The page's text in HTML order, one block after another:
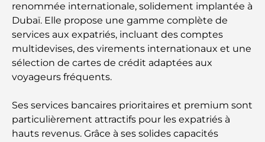
Les meilleures banques de Dubaï pour les
expatriés : un guide bancaire complet
Le pays le plus cher du monde : un classement
mondial des coûts
Les meilleurs restaurants de steak à Dubaï : un
guide pour les amateurs de viande
renommée internationale, solidement implantée à
Dubaï. Elle propose une gamme complète de
services aux expatriés, incluant des comptes
multidevises, des virements internationaux et une
sélection de cartes de crédit adaptées aux
voyageurs fréquents.
Ses services bancaires prioritaires et premium sont
particulièrement attractifs pour les expatriés à
hauts revenus. Grâce à ses solides capacités